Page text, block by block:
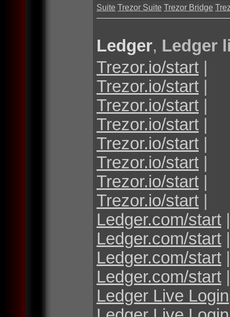
Suite Trezor Suite Trezor Bridge
Ledger, Ledger
Trezor.io/start |
Trezor.io/start |
Trezor.io/start |
Trezor.io/start |
Trezor.io/start |
Trezor.io/start |
Trezor.io/start |
Trezor.io/start |
Ledger.com/start |
Ledger.com/start |
Ledger.com/start |
Ledger.com/start |
Ledger Live Login